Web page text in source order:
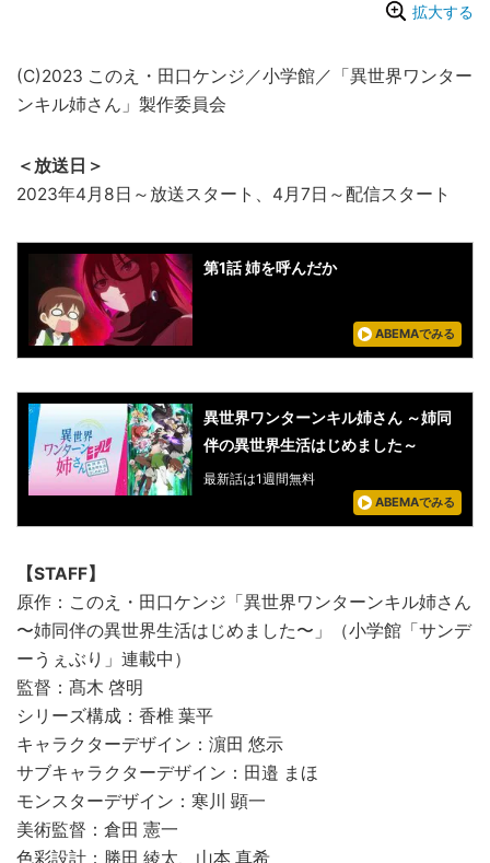
拡大する
(C)2023 このえ・田口ケンジ／小学館／「異世界ワンター
ンキル姉さん」製作委員会
＜放送日＞
2023年4月8日～放送スタート、4月7日～配信スタート
第1話 姉を呼んだか
ABEMAでみる
異世界ワンターンキル姉さん ～姉同
伴の異世界生活はじめました～
最新話は1週間無料
ABEMAでみる
【STAFF】
原作：このえ・田口ケンジ「異世界ワンターンキル姉さん
〜姉同伴の異世界生活はじめました〜」（小学館「サンデ
ーうぇぶり」連載中）
監督：髙木 啓明
シリーズ構成：香椎 葉平
キャラクターデザイン：濵田 悠示
サブキャラクターデザイン：田邉 まほ
モンスターデザイン：寒川 顕一
美術監督：倉田 憲一
色彩設計：勝田 綾太、山本 真希